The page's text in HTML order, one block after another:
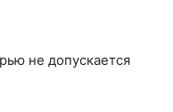
не допускается